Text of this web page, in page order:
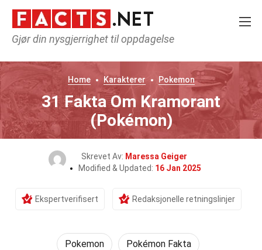
Gjør din nysgjerrighet til oppdagelse
Home Karakterer Pokemon
31 Fakta Om Kramorant
(Pokémon)
Skrevet Av: Maressa Geiger
Modified & Updated: 16 Jan 2025
Ekspertverifisert Redaksjonelle retningslinjer
Pokemon Pokémon Fakta